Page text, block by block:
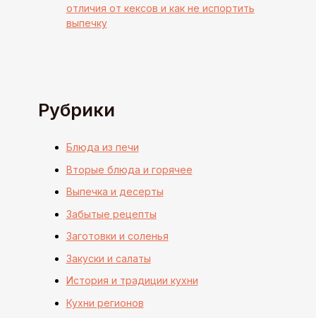
отличия от кексов и как не испортить
выпечку
Рубрики
Блюда из печи
Вторые блюда и горячее
Выпечка и десерты
Забытые рецепты
Заготовки и соленья
Закуски и салаты
История и традиции кухни
Кухни регионов